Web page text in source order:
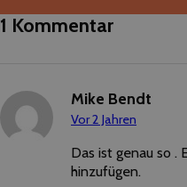
1 Kommentar
Mike Bendt
Vor 2 Jahren
Das ist genau so .
hinzufügen.